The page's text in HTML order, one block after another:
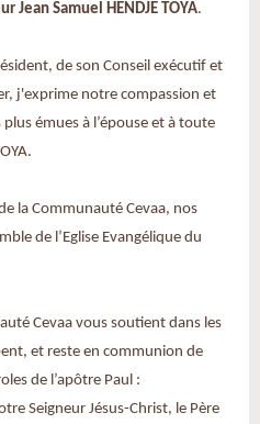
Jean Samuel HENDJE TOYA.
de son Conseil exécutif et
j'exprime notre compassion et
émues à l’épouse et à toute
la Communauté Cevaa, nos
de l’Eglise Evangélique du
Cevaa vous soutient dans les
et reste en communion de
de l’apôtre Paul :
Seigneur Jésus-Christ, le Père